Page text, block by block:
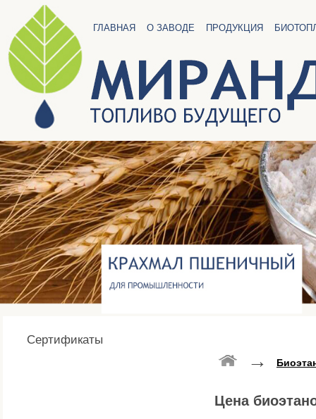
ГЛАВНАЯ О ЗАВОДЕ ПРОДУКЦИЯ
→
Цена
Сертификаты